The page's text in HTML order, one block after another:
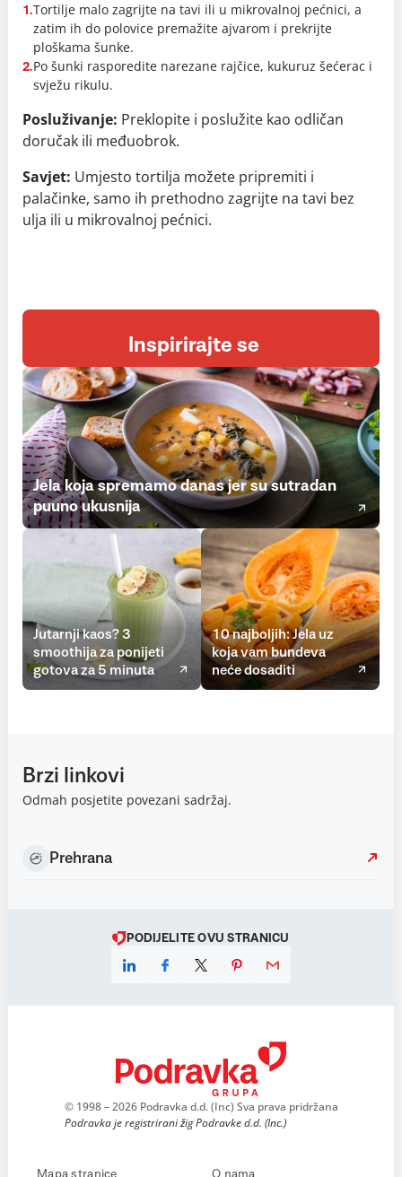
1.Tortilje malo zagrijte na tavi ili u mikrovalnoj pećnici, a
zatim ih do polovice premažite ajvarom i prekrijte
ploškama šunke.
2.Po šunki rasporedite narezane rajčice, kukuruz šećerac i
svježu rikulu.
Posluživanje: Preklopite i poslužite kao odličan
doručak ili međuobrok.
Savjet: Umjesto tortilja možete pripremiti i
palačinke, samo ih prethodno zagrijte na tavi bez
ulja ili u mikrovalnoj pećnici.
Inspirirajte se
Jela koja spremamo danas jer su sutradan
puuno ukusnija
Jutarnji kaos? 3
smoothija za ponijeti
gotova za 5 minuta
10 najboljih: Jela uz
koja vam bundeva
neće dosaditi
Brzi linkovi
Odmah posjetite povezani sadržaj.
Prehrana
PODIJELITE OVU STRANICU
© 1998 – 2026 Podravka d.d. (Inc) Sva prava pridržana
Podravka je registrirani žig Podravke d.d. (Inc.)
Mapa stranice O nama